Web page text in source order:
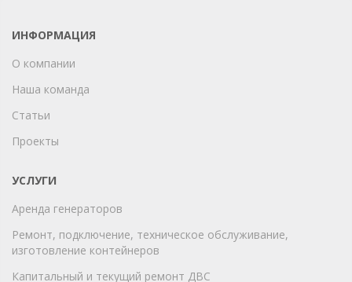
ИНФОРМАЦИЯ
О компании
Наша команда
Статьи
Проекты
УСЛУГИ
Аренда генераторов
Ремонт, подключение, техническое обслуживание,
изготовление контейнеров
Капитальный и текущий ремонт ДВС